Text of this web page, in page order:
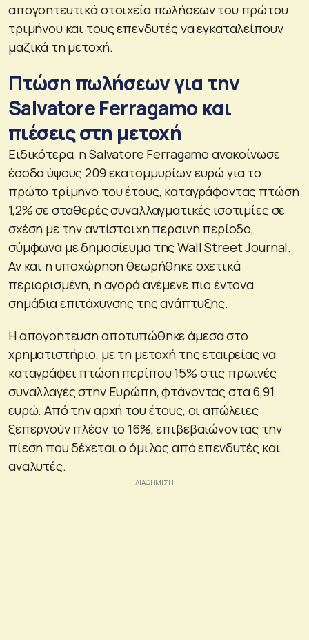
απογοητευτικά στοιχεία πωλήσεων του πρώτου
τριμήνου και τους επενδυτές να εγκαταλείπουν
μαζικά τη μετοχή.
Πτώση πωλήσεων για την
Salvatore Ferragamo και
πιέσεις στη μετοχή
Ειδικότερα, η Salvatore Ferragamo ανακοίνωσε
έσοδα ύψους 209 εκατομμυρίων ευρώ για το
πρώτο τρίμηνο του έτους, καταγράφοντας πτώση
1,2% σε σταθερές συναλλαγματικές ισοτιμίες σε
σχέση με την αντίστοιχη περσινή περίοδο,
σύμφωνα με δημοσίευμα της Wall Street Journal.
Αν και η υποχώρηση θεωρήθηκε σχετικά
περιορισμένη, η αγορά ανέμενε πιο έντονα
σημάδια επιτάχυνσης της ανάπτυξης.
Η απογοήτευση αποτυπώθηκε άμεσα στο
χρηματιστήριο, με τη μετοχή της εταιρείας να
καταγράφει πτώση περίπου 15% στις πρωινές
συναλλαγές στην Ευρώπη, φτάνοντας στα 6,91
ευρώ. Από την αρχή του έτους, οι απώλειες
ξεπερνούν πλέον το 16%, επιβεβαιώνοντας την
πίεση που δέχεται ο όμιλος από επενδυτές και
αναλυτές.